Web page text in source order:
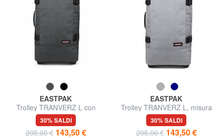
EASTPAK
Trolley TRANVERZ L con
TSA, misura grande
30% SALDI
205,00 € 143,50 €
EASTPAK
Trolley TRANVERZ L, misura
grande, con TSA
30% SALDI
205,00 € 143,50 €